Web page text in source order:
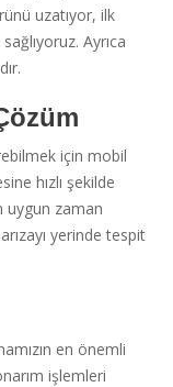
uzatıyor, ilk
Ayrıca
için mobil
hızlı şekilde
uygun zaman
yerinde tespit
en önemli
işlemleri